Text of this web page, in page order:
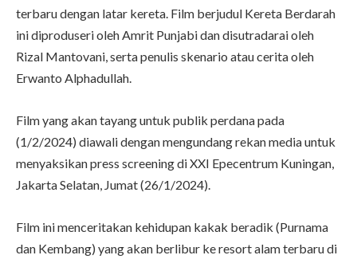
terbaru dengan latar kereta. Film berjudul Kereta Berdarah
ini diproduseri oleh Amrit Punjabi dan disutradarai oleh
Rizal Mantovani, serta penulis skenario atau cerita oleh
Erwanto Alphadullah.
Film yang akan tayang untuk publik perdana pada
(1/2/2024) diawali dengan mengundang rekan media untuk
menyaksikan press screening di XXI Epecentrum Kuningan,
Jakarta Selatan, Jumat (26/1/2024).
Film ini menceritakan kehidupan kakak beradik (Purnama
dan Kembang) yang akan berlibur ke resort alam terbaru di